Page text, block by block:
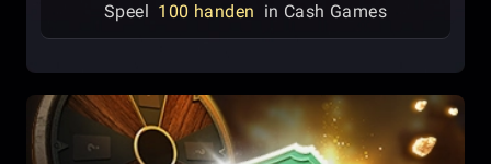
Speel 100 handen in Cash Games